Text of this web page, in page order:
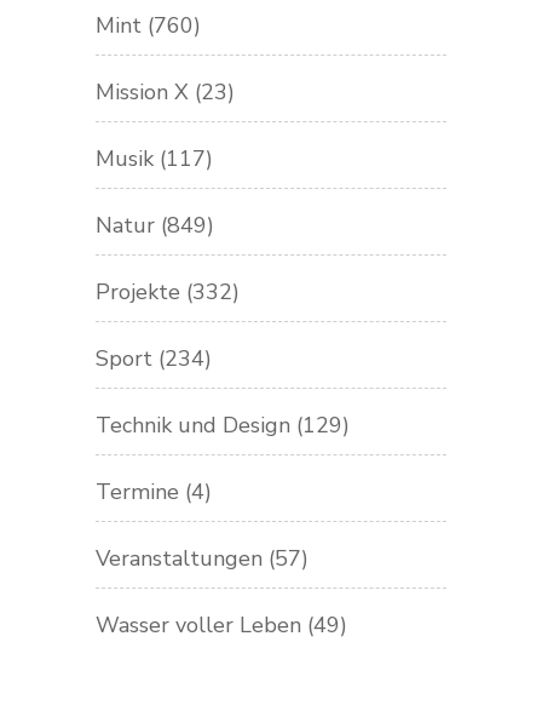
Mint (760)
Mission X (23)
Musik (117)
Natur (849)
Projekte (332)
Sport (234)
Technik und Design (129)
Termine (4)
Veranstaltungen (57)
Wasser voller Leben (49)